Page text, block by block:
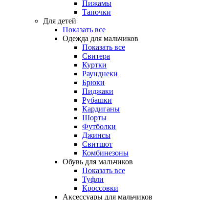
Пижамы
Тапочки
Для детей
Показать все
Одежда для мальчиков
Показать все
Свитера
Куртки
Раунднеки
Брюки
Пиджаки
Рубашки
Кардиганы
Шорты
Футболки
Джинсы
Свитшот
Комбинезоны
Обувь для мальчиков
Показать все
Туфли
Кроссовки
Аксессуары для мальчиков